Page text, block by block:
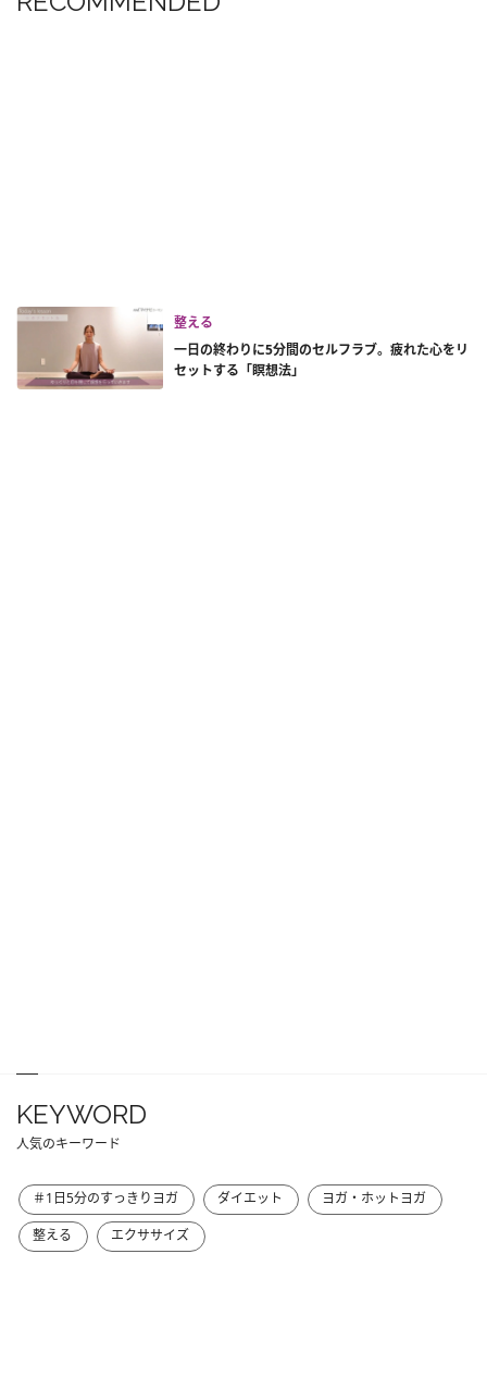
整える
一日の終わりに5分間のセルフラブ。疲れた心をリ
セットする「瞑想法」
KEYWORD
人気のキーワード
＃1日5分のすっきりヨガ ダイエット
ヨガ・ホットヨガ
整える
エクササイズ